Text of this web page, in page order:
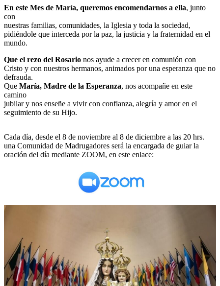
En este Mes de María, queremos encomendarnos a ella, junto
con
nuestras familias, comunidades, la Iglesia y toda la sociedad,
pidiéndole que interceda por la paz, la justicia y la fraternidad en el
mundo.
Que el rezo del Rosario nos ayude a crecer en comunión con
Cristo y con nuestros hermanos, animados por una esperanza que no
defrauda.
Que María, Madre de la Esperanza, nos acompañe en este
camino
jubilar y nos enseñe a vivir con confianza, alegría y amor en el
seguimiento de su Hijo.
Cada día, desde el 8 de noviembre al 8 de diciembre a las 20 hrs.
una Comunidad de Madrugadores será la encargada de guiar la
oración del día mediante ZOOM, en este enlace: